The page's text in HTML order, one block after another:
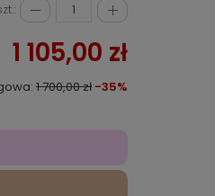
1 105,00 zł
1 700,00 zł -35%